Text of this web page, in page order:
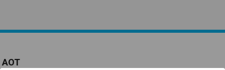
AOT